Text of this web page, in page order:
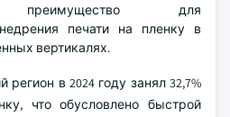
преимущество для
печати на пленку в
вертикалях.
регион в 2024 году занял 32,7%
что обусловлено быстрой